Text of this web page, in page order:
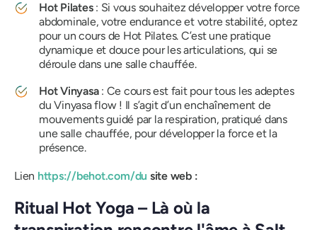
Hot Pilates: Si vous souhaitez développer votre force
abdominale, votre endurance et votre stabilité, optez
pour un cours de Hot Pilates. C’est une pratique
dynamique et douce pour les articulations, qui se
déroule dans une salle chauffée.
Hot Vinyasa: Ce cours est fait pour tous les adeptes
du Vinyasa flow ! Il s’agit d’un enchaînement de
mouvements guidé par la respiration, pratiqué dans
une salle chauffée, pour développer la force et la
présence.
Lien https://behot.com/du site web :
Ritual Hot Yoga – Là où la